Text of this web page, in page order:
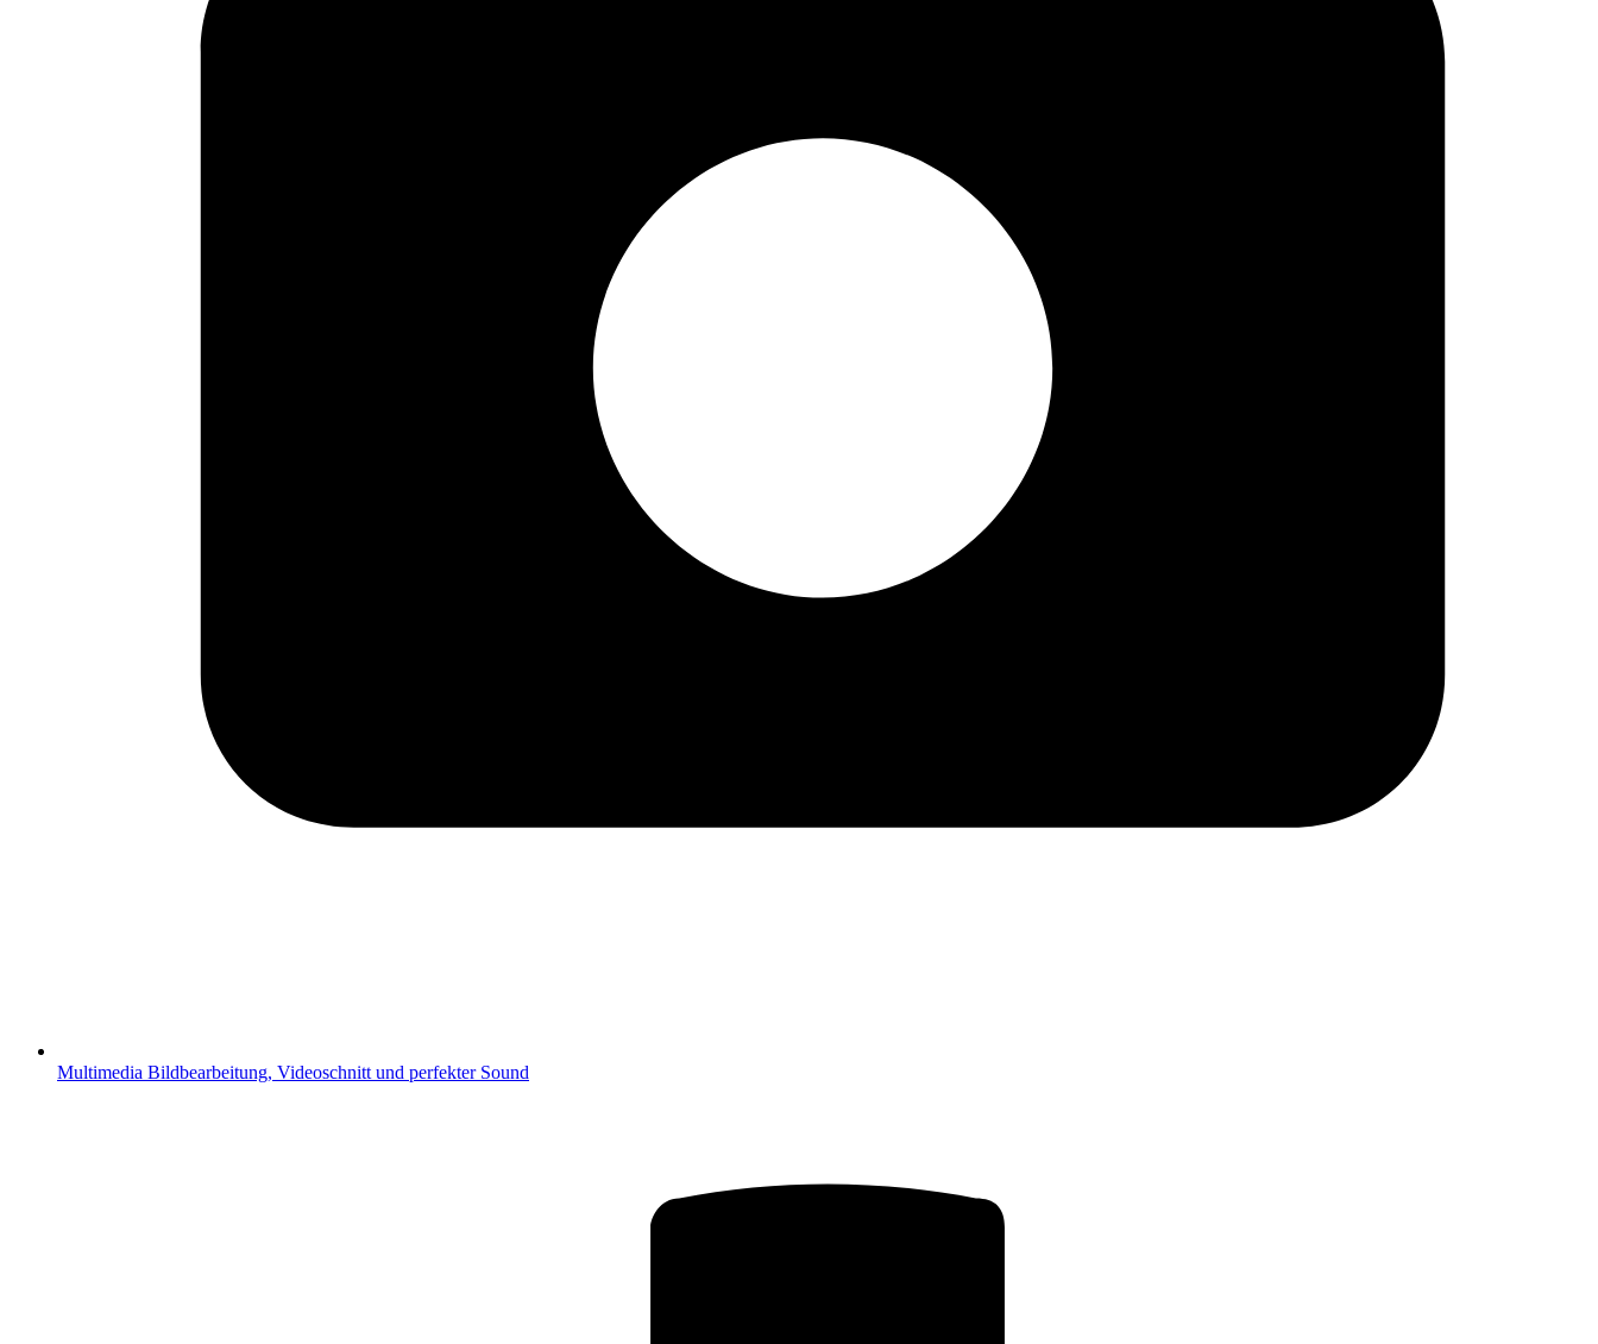
Multimedia Bildbearbeitung, Videoschnitt und perfekter Sound